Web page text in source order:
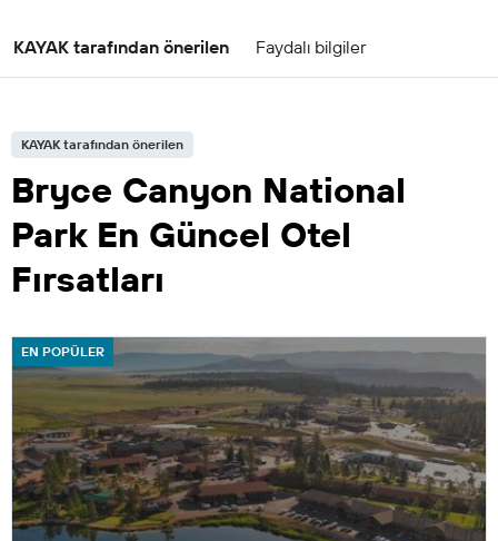
KAYAK tarafından önerilen Faydalı bilgiler
KAYAK tarafından önerilen
Bryce Canyon National
Park En Güncel Otel
Fırsatları
EN POPÜLER